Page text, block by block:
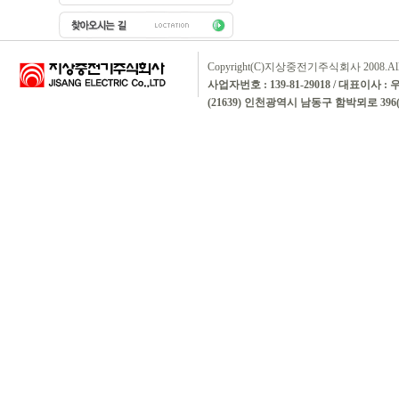
Copyright(C)지상중전기주식회사
사업자번호 : 139-81-29018 / 대표이사 :
(21639) 인천광역시 남동구 함박뫼로